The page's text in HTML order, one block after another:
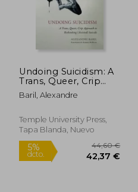
Undoing Suicidism: A
Trans, Queer, Crip
Approach to
Rethinking (Assisted)
Baril, Alexandre
Temple University Press,
Tapa Blanda, Nuevo